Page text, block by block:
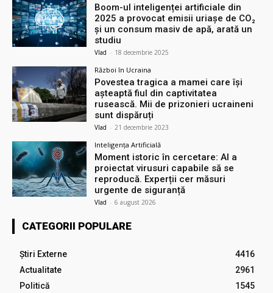
Boom-ul inteligenței artificiale din
2025 a provocat emisii uriașe de CO₂
și un consum masiv de apă, arată un
studiu
Vlad - 18 decembrie 2025
Război în Ucraina
Povestea tragica a mamei care își
așteaptă fiul din captivitatea
rusească. Mii de prizonieri ucraineni
sunt dispăruți
Vlad - 21 decembrie 2023
Inteligența Artificială
Moment istoric în cercetare: AI a
proiectat virusuri capabile să se
reproducă. Experții cer măsuri
urgente de siguranță
Vlad - 6 august 2026
CATEGORII POPULARE
Știri Externe
4416
Actualitate
2961
Politică
1545